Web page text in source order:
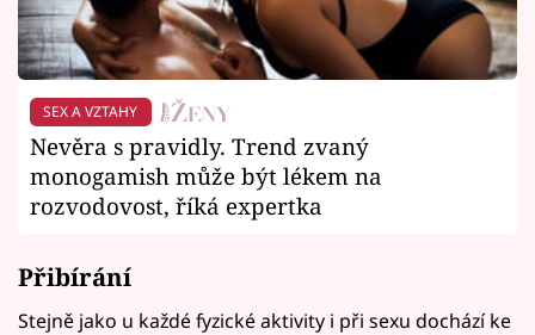
SEX A VZTAHY
Nevěra s pravidly. Trend zvaný
monogamish může být lékem na
rozvodovost, říká expertka
Přibírání
Stejně jako u každé fyzické aktivity i při sexu dochází ke